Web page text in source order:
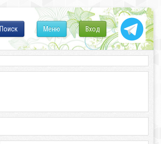
Вход
Меню
Поиск